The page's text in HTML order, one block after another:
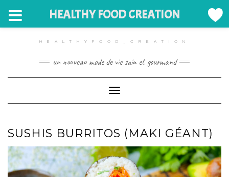
HEALTHYFOOD_CREATION
un nouveau mode de vie sain et gourmand
Toggle Navigation
SUSHIS BURRITOS (MAKI GÉANT)
HEALTHY FOOD CREATION